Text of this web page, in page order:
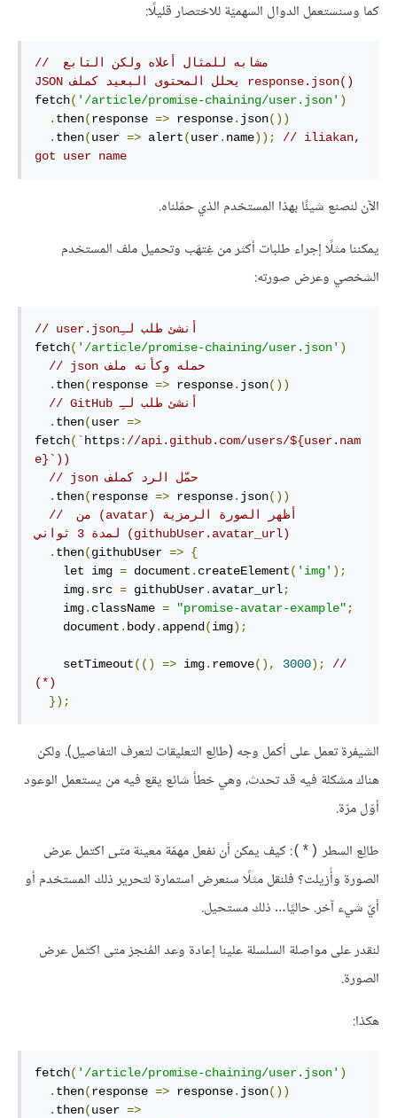
كما وسنستعمل الدوال السهميّة للاختصار قليلًا:
// ‫مشابه للمثال أعلاه ولكن التابع
response.json()‎ يحلل المحتوى البعيد كملف JSON
fetch( '/article/promise-chaining/user.json' )
. then(response => response. json())
. then(user => alert(user. name));
// iliakan,
got user name
الآن لنصنع شيئًا بهذا المستخدم الذي حمّلناه.
يمكننا مثلًا إجراء طلبات أكثر من غِت‎هَب وتحميل ملف المستخدم
الشخصي وعرض صورته:
// ‫أنشئ طلب لـِuser.json
fetch( '/article/promise-chaining/user.json' )
// ‫حمله وكأنه ملف json
. then(response => response. json())
// ‫أنشئ طلب لـِ GitHub
. then(user =>
fetch(` https: //api.github.com/users/${user.nam
e}`))
// ‫حمّل الرد كملف json
. then(response => response. json())
// ‫أظهر الصورة الرمزية (avatar) من
. then(githubUser => {
    let img
= document . createElement( 'img' );
    img
. src = githubUser. avatar_url;
    img
. className = "promise-avatar-example" ;
    document
. body. append (img);
    setTimeout
(() => img. remove(), 3000);
//
(*)
});
الشيفرة تعمل على أكمل وجه (طالِع التعليقات لتعرف التفاصيل). ولكن
هناك مشكلة فيه قد تحدث، وهي خطأ شائع يقع فيه من يستعمل الوعود
أوّل مرّة.
طالِع السطر (*): كيف يمكن أن نفعل مهمّة معينةمتىاكتمل عرض
الصورة وأُزيلت؟ فلنقل مثلًا سنعرض استمارة لتحرير ذلك المستخدم أو
أيّ شيء آخر. حاليًا… ذلك مستحيل.
لنقدر على مواصلة السلسلة علينا إعادة وعد المُنجز متى اكتمل عرض
الصورة.
هكذا:
fetch( '/article/promise-chaining/user.json' )
. then(response => response. json())
. then(user =>